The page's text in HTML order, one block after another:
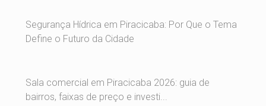
Segurança Hídrica em Piracicaba: Por Que o Tema
Define o Futuro da Cidade
Sala comercial em Piracicaba 2026: guia de
bairros, faixas de preço e investi...